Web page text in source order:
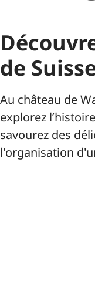
de
Au château de
explorez
savourez des
l'organisation